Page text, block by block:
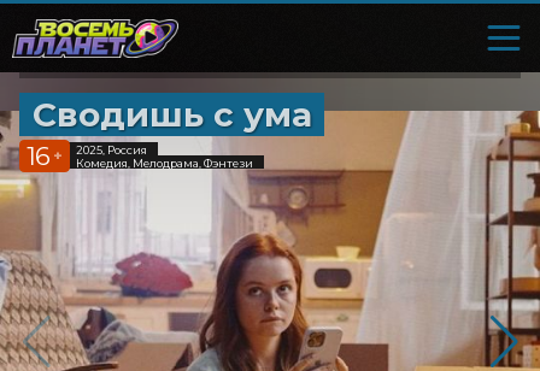
Сводишь с ума
16 +
2025, Россия
Комедия, Мелодрама, Фэнтези